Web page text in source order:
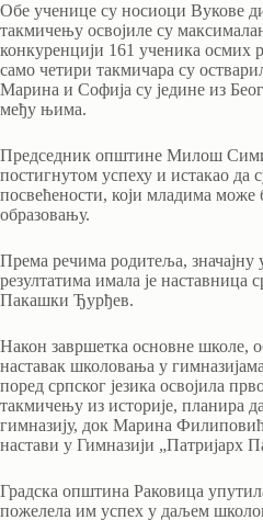
Обе ученице су носиоци Вукове
такмичењу освојиле су
конкуренцији 161 ученика осмих
само четири такмичара су
Марина и Софија су једине из
међу њима.
Председник општине Милош
постигнутом успеху и истакао да
посвећености, који младима може
образовању.
Према речима родитеља, значајну
резултатима имала је наставница
Пакашки Ђурђев.
Након завршетка основне школе,
наставак школовања у
поред српског језика освојила
такмичењу из историје, планира
гимназију, док Марина
настави у Гимназији „Патријарх
Градска општина Раковица
пожелела им успех у даљем